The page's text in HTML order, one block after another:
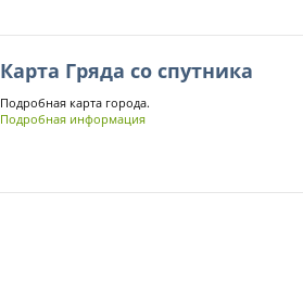
Карта Гряда со спутника
Подробная карта города.
Подробная информация